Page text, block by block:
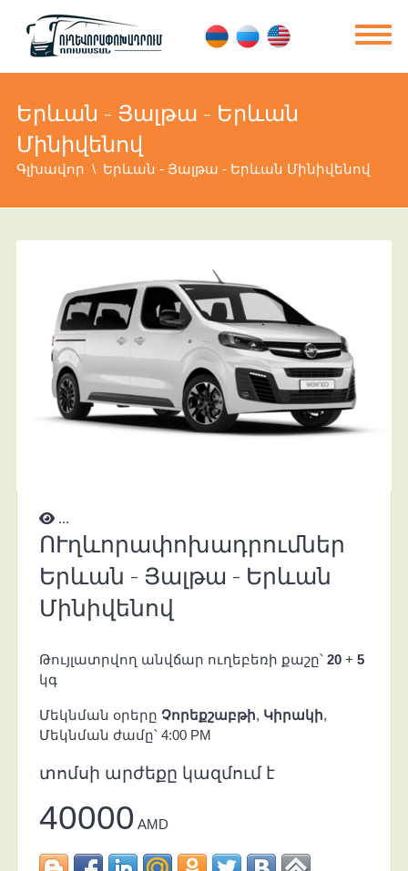
Երևան - Յալթա - Երևան
Մինիվենով
Գլխավոր Երևան - Յալթա - Երևան Մինիվենով
...
ՈՒղևորափոխադրումներ
Երևան - Յալթա - Երևան
Մինիվենով
Թույլատրվող անվճար ուղեբեռի քաշը՝ 20+ 5
կգ
Մեկնման օրերը Չորեքշաբթի, Կիրակի,
Մեկնման ժամը՝ 4:00 PM
տոմսի արժեքը կազմում է
40000 AMD